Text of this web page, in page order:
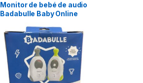
Monitor de bebé de audio
Badabulle Baby Online